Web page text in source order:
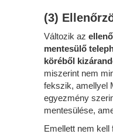
(3)
Változik az
mentesülő
köréből
miszerint nem
fekszik, amellyel
egyezmény
mentesülése,
Emellett nem kell